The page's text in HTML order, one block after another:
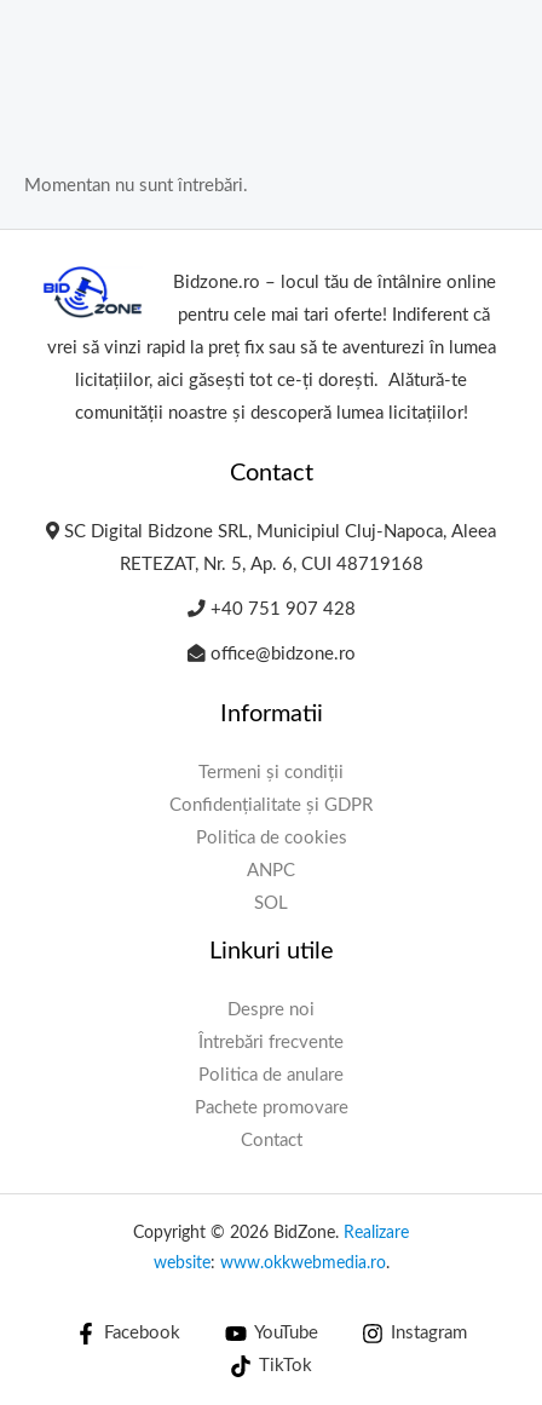
Momentan nu sunt întrebări.
Bidzone.ro – locul tău de întâlnire online
pentru cele mai tari oferte! Indiferent că
vrei să vinzi rapid la preț fix sau să te aventurezi în lumea
licitațiilor, aici găsești tot ce-ți dorești. Alătură-te
comunității noastre și descoperă lumea licitațiilor!
Contact
SC Digital Bidzone SRL, Municipiul Cluj-Napoca, Aleea
RETEZAT, Nr. 5, Ap. 6, CUI 48719168
+40 751 907 428
office@bidzone.ro
Informatii
Termeni și condiții
Confidențialitate și GDPR
Politica de cookies
ANPC
SOL
Linkuri utile
Despre noi
Întrebări frecvente
Politica de anulare
Pachete promovare
Contact
Copyright © 2026 BidZone. Realizare
website: www.okkwebmedia.ro.
Facebook YouTube
Instagram
TikTok